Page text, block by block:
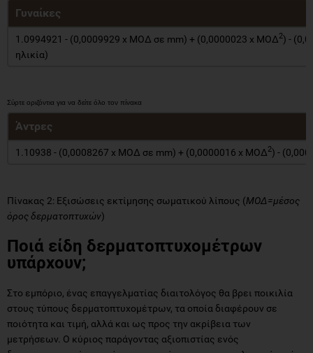
Γυναίκες
1.0994921 - (0,0009929 x ΜΟΔ σε mm) + (0,0000023 x ΜΟΔ2) -
ηλικία)
Άντρες
1.10938 - (0,0008267 x ΜΟΔ σε mm) + (0,0000016 x ΜΟΔ2) -
Πίνακας 2: Εξισώσεις εκτίμησης σωματικού λίπους (ΜΟΔ=μέσος
όρος δερματοπτυχών)
Ποιά είδη δερματοπτυχομέτρων
υπάρχουν;
Στο εμπόριο, ένας επαγγελματίας διαιτολόγος θα βρει ποικιλία
στους τύπους δερματοπτυχομέτρων, τα οποία διαφέρουν σε
ποιότητα και τιμή, αλλά και ως προς την ακρίβεια των
μετρήσεων. Ο κύριος παράγοντας αξιοπιστίας ενός